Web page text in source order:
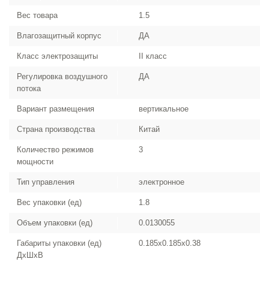
Вес товара 1.5
Влагозащитный корпус ДА
Класс электрозащиты II класс
Регулировка воздушного
потока
ДА
Вариант размещения вертикальное
Страна производства Китай
Количество режимов
мощности
3
Тип управления электронное
Вес упаковки (ед) 1.8
Объем упаковки (ед) 0.0130055
Габариты упаковки (ед)
ДхШхВ
0.185x0.185x0.38